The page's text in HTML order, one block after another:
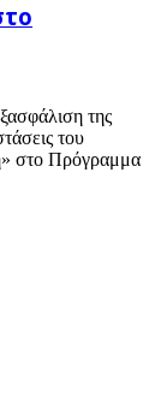
της
του
στο Πρόγραμμα